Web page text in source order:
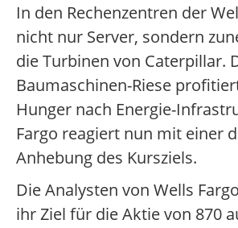
In den Rechenzentren der
nicht nur Server, sondern
die Turbinen von Caterpillar.
Baumaschinen-Riese
Hunger nach Energie-
Fargo reagiert nun mit einer
Anhebung des Kursziels.
Die Analysten von Wells
ihr Ziel für die Aktie von 870